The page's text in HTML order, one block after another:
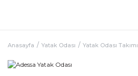
Anasayfa Yatak Odası Yatak Odası Takımı